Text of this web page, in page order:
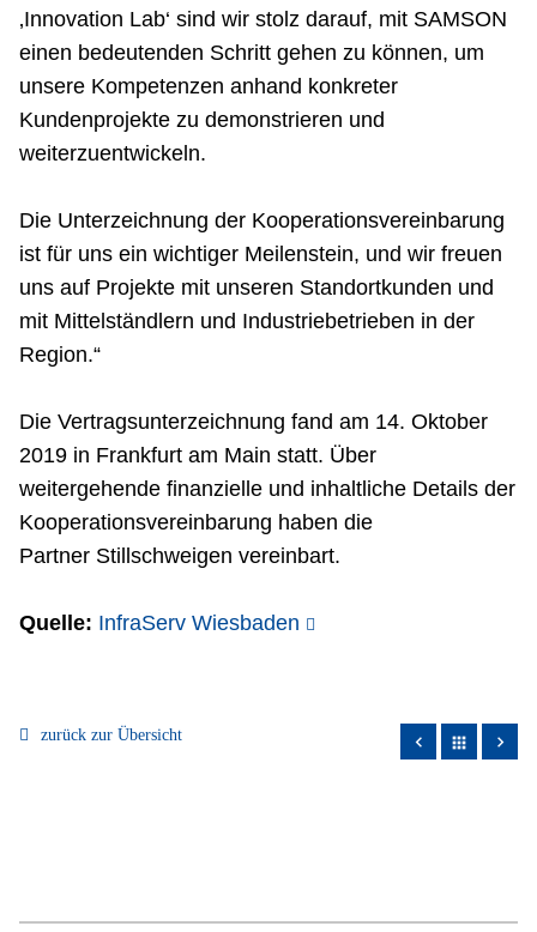
‚Innovation Lab‘ sind wir stolz darauf, mit SAMSON
einen bedeutenden Schritt gehen zu können, um
unsere Kompetenzen anhand konkreter
Kundenprojekte zu demonstrieren und
weiterzuentwickeln.
Die Unterzeichnung der Kooperationsvereinbarung
ist für uns ein wichtiger Meilenstein, und wir freuen
uns auf Projekte mit unseren Standortkunden und
mit Mittelständlern und Industriebetrieben in der
Region.“
Die Vertragsunterzeichnung fand am 14. Oktober
2019 in Frankfurt am Main statt. Über
weitergehende finanzielle und inhaltliche Details der
Kooperationsvereinbarung haben die
Partner Stillschweigen vereinbart.
Quelle: InfraServ Wiesbaden
zurück zur Übersicht apps